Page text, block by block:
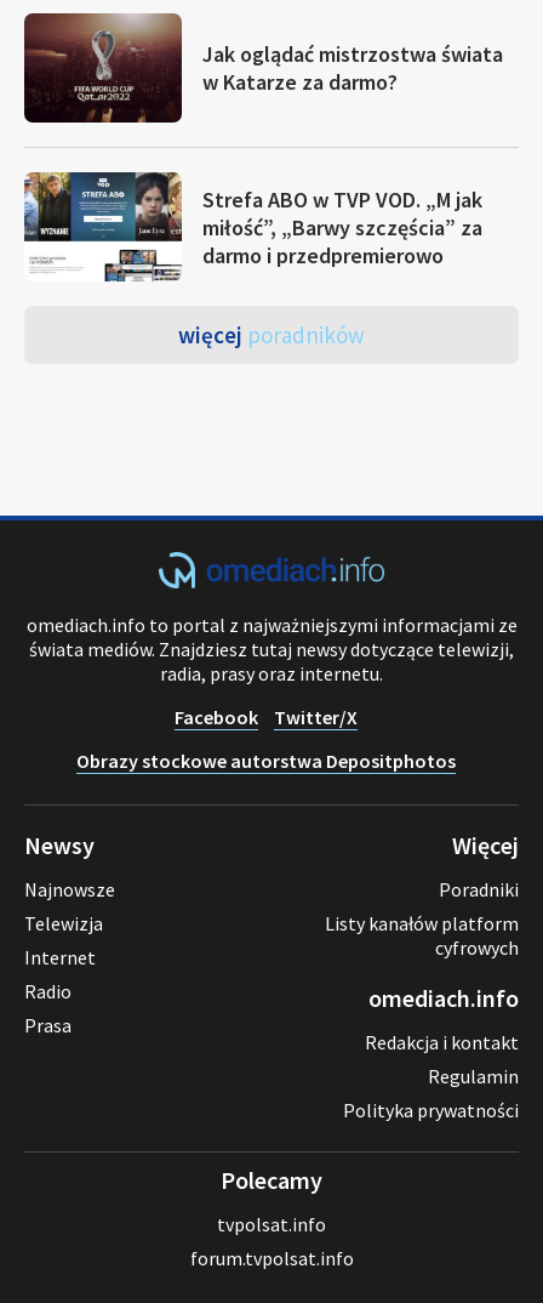
Jak oglądać mistrzostwa świata
w Katarze za darmo?
Strefa ABO w TVP VOD. „M jak
miłość”, „Barwy szczęścia” za
darmo i przedpremierowo
więcej poradników
omediach.info to portal z najważniejszymi informacjami ze
świata mediów. Znajdziesz tutaj newsy dotyczące telewizji,
radia, prasy oraz internetu.
Facebook
Twitter/X
Obrazy stockowe autorstwa Depositphotos
Newsy
Najnowsze
Telewizja
Internet
Radio
Prasa
Więcej
Poradniki
Listy kanałów platform
cyfrowych
omediach.info
Redakcja i kontakt
Regulamin
Polityka prywatności
Polecamy
tvpolsat.info
forum.tvpolsat.info